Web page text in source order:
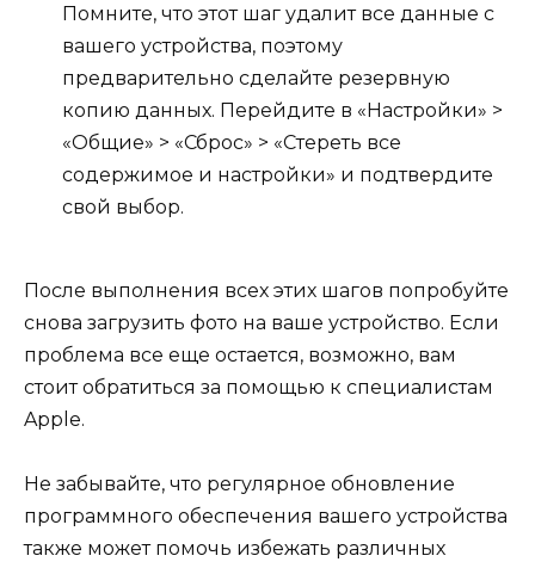
Помните, что этот шаг удалит все данные с
вашего устройства, поэтому
предварительно сделайте резервную
копию данных. Перейдите в «Настройки» >
«Общие» > «Сброс» > «Стереть все
содержимое и настройки» и подтвердите
свой выбор.
После выполнения всех этих шагов попробуйте
снова загрузить фото на ваше устройство. Если
проблема все еще остается, возможно, вам
стоит обратиться за помощью к специалистам
Apple.
Не забывайте, что регулярное обновление
программного обеспечения вашего устройства
также может помочь избежать различных